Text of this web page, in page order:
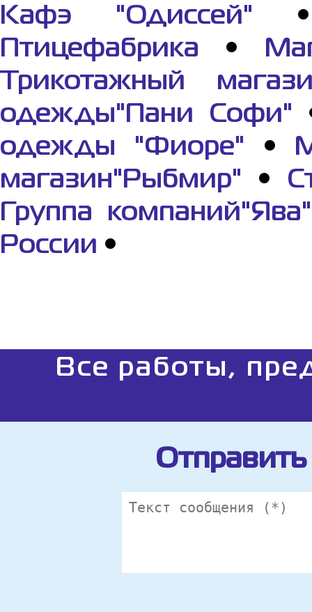
Кафэ "Одиссей"
Птицефабрика •
Трикотажный
одежды"Пани Софи"
одежды "Фиоре" •
магазин"Рыбмир" •
Группа компаний"Ява"
России •
Все работы,
Отправить